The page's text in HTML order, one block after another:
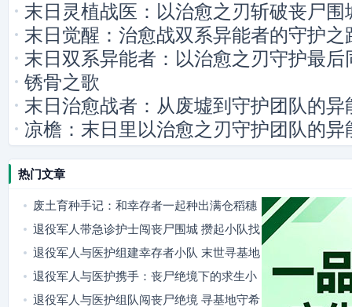
末日灵植战医：以治愈之刃斩破丧尸围
末日觉醒：治愈战双系异能者的守护之
末日双系异能者：以治愈之刃守护最后
锈骨之歌
末日治愈战者：从废墟到守护团队的异
凉檐：末日里以治愈之刃守护团队的异
热门文章
废土育种手记：和幸存者一起种出满仓稻穗
退役军人带急诊护士闯丧尸围城 攒起小队找
隐秘据点
退役军人与医护组建幸存者小队 末世寻基地
燃爽又暖心
退役军人与医护携手：丧尸绝境下的求生小
队
退役军人与医护组队闯丧尸绝境 寻基地守希